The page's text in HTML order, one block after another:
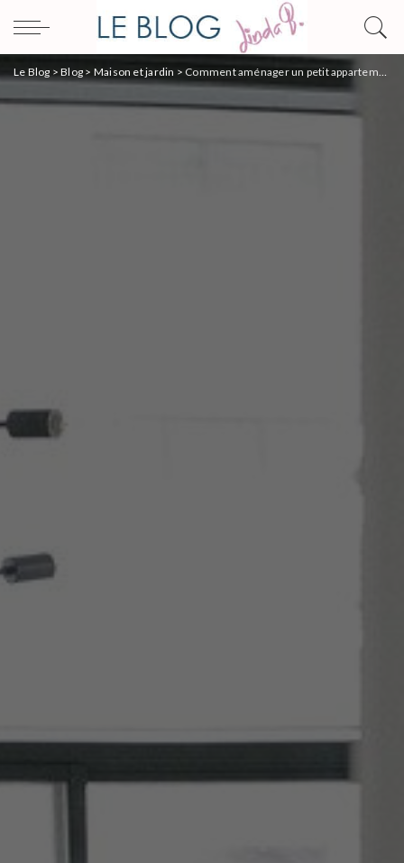
Le Blog >Blog > Maison et jardin >Comment aménager un petit appartement ?